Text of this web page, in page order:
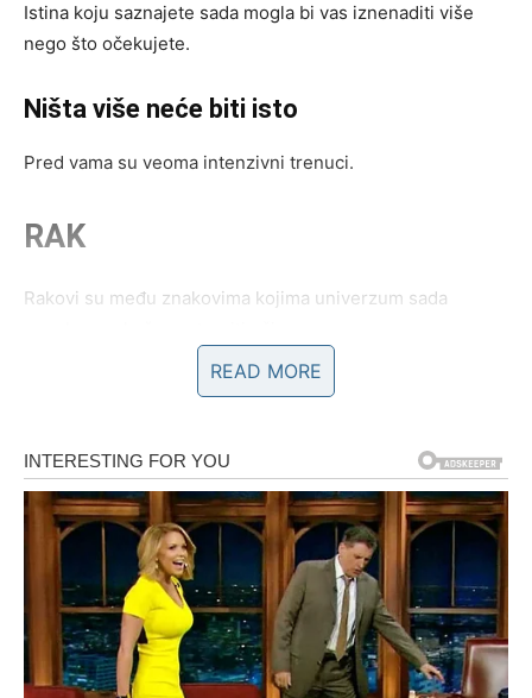
Istina koju saznajete sada mogla bi vas iznenaditi više
nego što očekujete.
Ništa više neće biti isto
Pred vama su veoma intenzivni trenuci.
RAK
Rakovi su među znakovima kojima univerzum sada
Vrijeme je da prestanete ignorisati ono što duboko u sebi
Sudbina vam donosi jasnoću koju ste
čekali
Pred vama su veoma emotivni i važni trenuci.
LAV
READ MORE